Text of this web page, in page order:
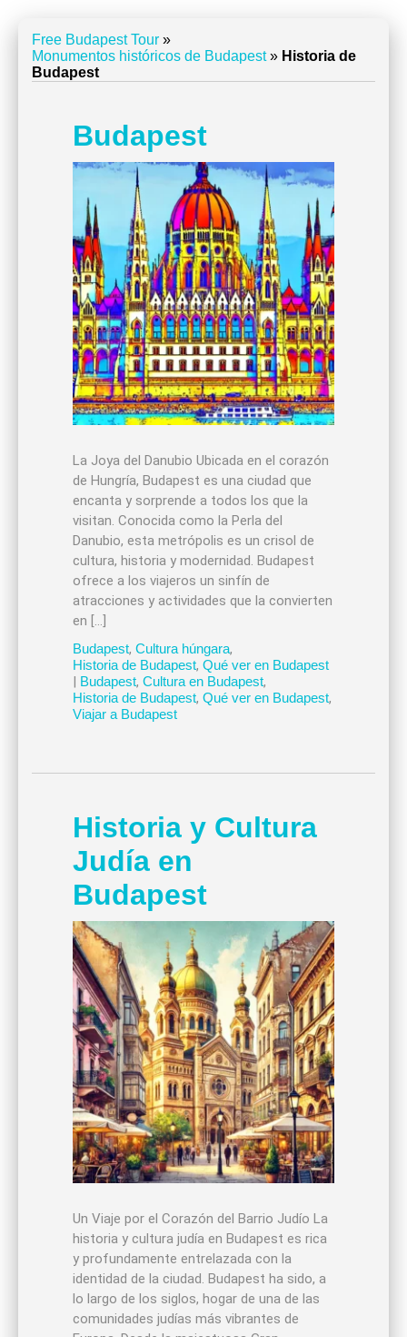
Free Budapest Tour »
Monumentos históricos de Budapest» Historia de
Budapest
Budapest
La Joya del Danubio Ubicada en el corazón
de Hungría, Budapest es una ciudad que
encanta y sorprende a todos los que la
visitan. Conocida como la Perla del
Danubio, esta metrópolis es un crisol de
cultura, historia y modernidad. Budapest
ofrece a los viajeros un sinfín de
atracciones y actividades que la convierten
en […]
Budapest, Cultura húngara,
Historia de Budapest, Qué ver en Budapest
| Budapest, Cultura en Budapest,
Historia de Budapest, Qué ver en Budapest,
Viajar a Budapest
Historia y Cultura
Judía en
Budapest
Un Viaje por el Corazón del Barrio Judío La
historia y cultura judía en Budapest es rica
y profundamente entrelazada con la
identidad de la ciudad. Budapest ha sido, a
lo largo de los siglos, hogar de una de las
comunidades judías más vibrantes de